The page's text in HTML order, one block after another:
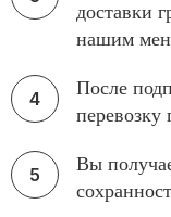
доставки
нашим
После
перевозку
Вы